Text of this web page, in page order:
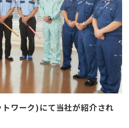
ワーク)にて当社が紹介され